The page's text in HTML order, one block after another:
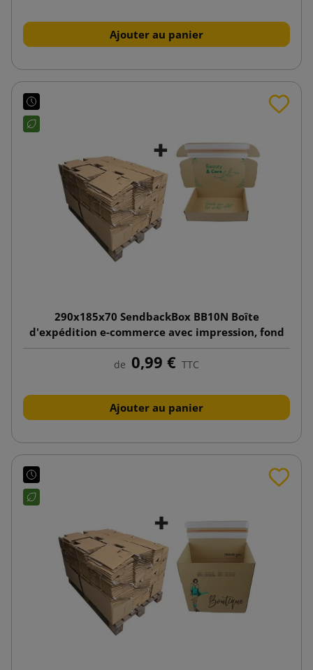
Ajouter au panier
290x185x70 SendbackBox BB10N Boîte
d'expédition e-commerce avec impression, fond
automatique
de 0,99 € TTC
Ajouter au panier